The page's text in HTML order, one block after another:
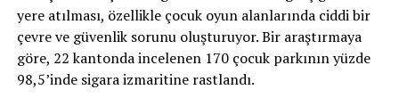
Nötigung (zorlama)suçundan ceza verildi.
96 gün soruşturma tutukluluğunda kaldı
yere atılması, özellikle çocuk oyun alanlarında ciddi bir
çevre ve güvenlik sorunu oluşturuyor. Bir araştırmaya
göre, 22 kantonda incelenen 170 çocuk parkının yüzde
98,5’inde sigara izmaritine rastlandı.